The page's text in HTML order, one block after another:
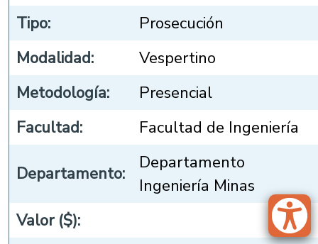
Tipo:
Prosecución
Modalidad:
Vespertino
Metodología:
Presencial
Facultad:
Facultad de Ingeniería
Departamento:
Departamento
Ingeniería Minas
Valor ($):